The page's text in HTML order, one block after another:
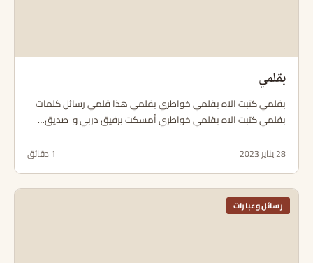
بقلمي
بقلمي كتبت الاه بقلمي خواطري بقلمي هذا قلمي رسائل كلمات
بقلمي كتبت الاه بقلمي خواطري أمسكت برفيق دربي و صديق…
28 يناير 2023 1 دقائق
رسائل وعبارات